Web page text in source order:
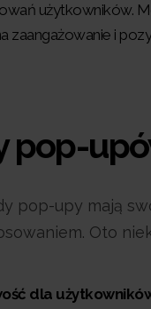
użytkowników.
zaangażowanie i
pop-
pop-upy mają
Oto
dla